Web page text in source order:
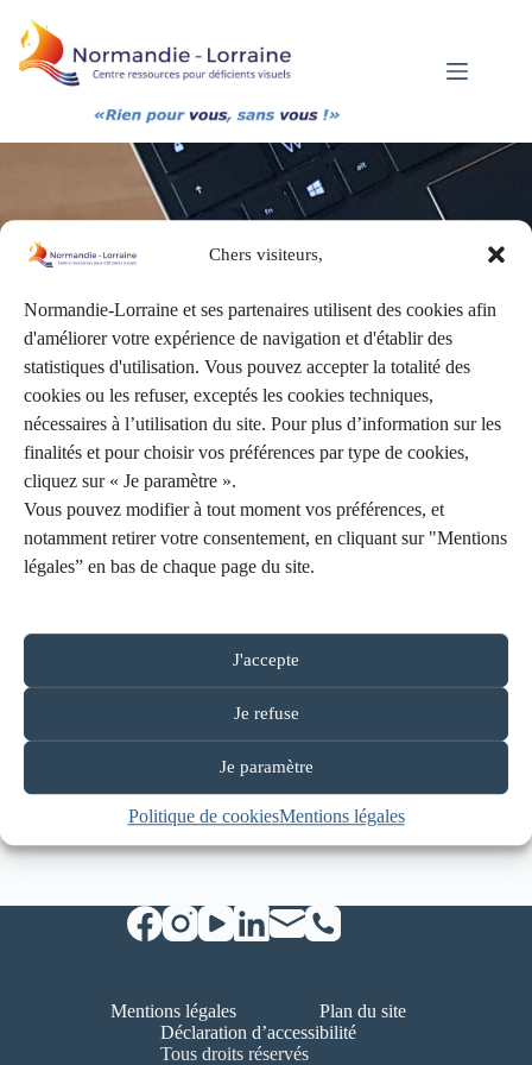
Chers visiteurs,
Normandie-Lorraine et ses partenaires utilisent des cookies afin
d'améliorer votre expérience de navigation et d'établir des
statistiques d'utilisation. Vous pouvez accepter la totalité des
cookies ou les refuser, exceptés les cookies techniques,
nécessaires à l’utilisation du site. Pour plus d’information sur les
finalités et pour choisir vos préférences par type de cookies,
cliquez sur « Je paramètre ».
Vous pouvez modifier à tout moment vos préférences, et
notamment retirer votre consentement, en cliquant sur "Mentions
légales” en bas de chaque page du site.
J'accepte
Je refuse
Je paramètre
Politique de cookiesMentions légales
contenu
Activités
Depuis 1963, l’association Normandie-Lorraine gère
l’établissement du Mesnil-Esnard (76).
Elle accueille et accompagnedes enfants déficients
visuels de la naissance à 20 ans avec ou sans troubles
associés, issus principalementde la Seine-Maritime
développement (TND).
L’association est actuellement présidée par
HAREL.
Mentions légales
Plan du site
Déclaration d’accessibilité
Tous droits réservés